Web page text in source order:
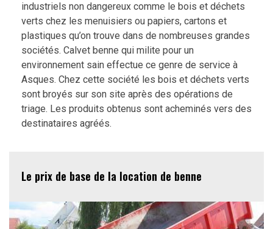
industriels non dangereux comme le bois et déchets
verts chez les menuisiers ou papiers, cartons et
plastiques qu’on trouve dans de nombreuses grandes
sociétés. Calvet benne qui milite pour un
environnement sain effectue ce genre de service à
Asques. Chez cette société les bois et déchets verts
sont broyés sur son site après des opérations de
triage. Les produits obtenus sont acheminés vers des
destinataires agréés.
Le prix de base de la location de benne